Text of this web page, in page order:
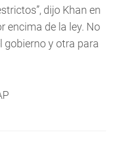
dijo Khan en
encima de la ley. No
gobierno y otra para